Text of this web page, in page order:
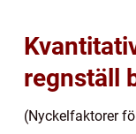
regnställ
(Nyckelfaktorer